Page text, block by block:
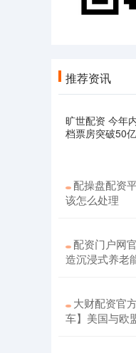
推荐资讯
旷世配资 今年
档票房突破50
配操盘配资
该怎么处理
配资门户网
造沉浸式养老
大财配资官
车】美国与欧